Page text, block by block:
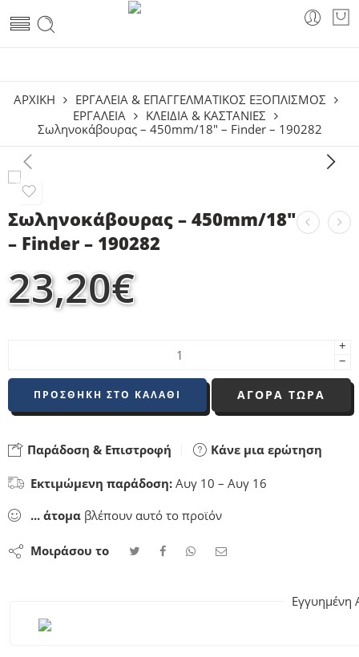
ΑΡΧΙΚΗ
ΕΡΓΑΛΕΙΑ & ΕΠΑΓΓΕΛΜΑΤΙΚΟΣ ΕΞΟΠΛΙΣΜΟΣ
ΕΡΓΑΛΕΊΑ
ΚΛΕΙΔΙΆ & ΚΑΣΤΆΝΙΕΣ
Σωληνοκάβουρας – 450mm/18″ – Finder – 190282
Σωληνοκάβουρας – 450mm/18″
– Finder – 190282
23,20€
+
−
ΠΡΟΣΘΉΚΗ ΣΤΟ ΚΑΛΆΘΙ ΑΓΟΡΑ ΤΩΡΑ
Παράδοση & Επιστροφή Κάνε μια ερώτηση
Εκτιμώμενη παράδοση: Αυγ 10 – Αυγ 16
... άτομα βλέπουν αυτό το προϊόν
Μοιράσου το
Εγγυημένη